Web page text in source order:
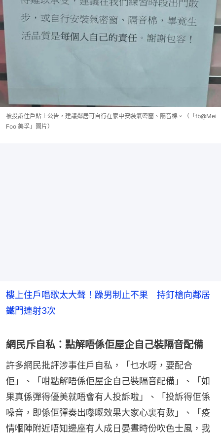
被投訴住戶貼上公告，建議鄰居可自行在家中安裝氣密窗、隔音棉。（「fb@Mei
Foo 美孚」圖片）
樓上住戶唱歌太大聲！躁男制止不果 持釘槍向鄰居
鐵門連射3次
網民斥自私：點解唔係佢屋企自己裝隔音配備
許多網民批評涉事住戶自私，「乜水呀，要配合
佢」、「咁點解唔係佢屋企自己裝隔音配備」、「如
果真係彈得優美就唔會有人投訴啦」、「投訴得佢係
噪音，即係佢彈奏出嚟嘅效果大家心裏有數」、「疫
情嗰陣附近唔知邊座有人成日晏晝時份吹色士風，我